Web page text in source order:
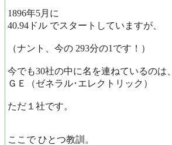
1896年5月に
40.94ドル でスタートしていますが、
（ナント、今の 293分の1です！）
今でも30社の中に名を連ねているのは、
ＧＥ（ゼネラル･エレクトリック）
ただ１社です。
ここで ひとつ教訓。